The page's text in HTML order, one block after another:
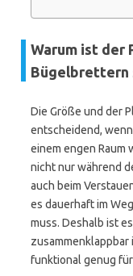
Warum ist der
Bügelbrettern
Die Größe und der
entscheidend,
einem engen Raum
nicht nur während
auch beim
es dauerhaft im
muss. Deshalb ist
funktional genug